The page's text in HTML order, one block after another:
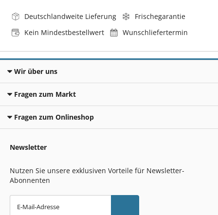
Deutschlandweite Lieferung
Frischegarantie
Kein Mindestbestellwert
Wunschliefertermin
Wir über uns
Fragen zum Markt
Fragen zum Onlineshop
Newsletter
Nutzen Sie unsere exklusiven Vorteile für Newsletter-
Abonnenten
E-Mail-Adresse